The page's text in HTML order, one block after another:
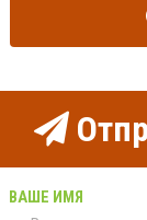
ВАШЕ ИМЯ